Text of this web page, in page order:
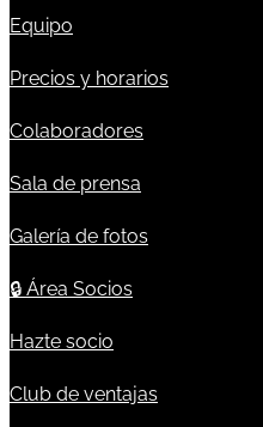
Equipo
Precios y horarios
Colaboradores
Sala de prensa
Galería de fotos
🔒 Área Socios
Hazte socio
Club de ventajas